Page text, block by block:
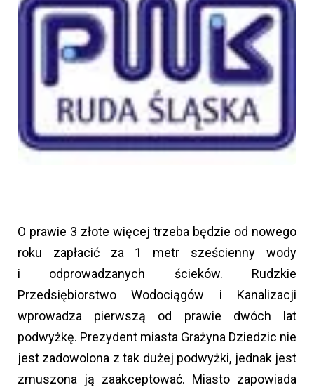
O prawie 3 złote więcej trzeba będzie od nowego
roku zapłacić za 1 metr sześcienny wody
i odprowadzanych ścieków. Rudzkie
Przedsiębiorstwo Wodociągów i Kanalizacji
wprowadza pierwszą od prawie dwóch lat
podwyżkę. Prezydent miasta Grażyna Dziedzic nie
jest zadowolona z tak dużej podwyżki, jednak jest
zmuszona ją zaakceptować. Miasto zapowiada